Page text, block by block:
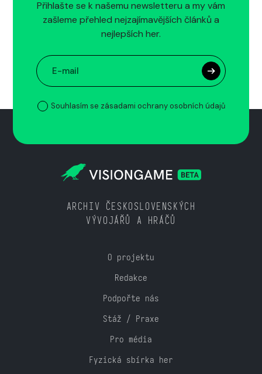
Přihlašte se k našemu newsletteru a my vám
zašleme přehled nejzajímavějších článků a
nejlepších her.
Souhlasím se zásadami ochrany osobních údajů
ARCHIV ČESKOSLOVENSKÝCH
VÝVOJÁŘŮ A HRÁČŮ
O projektu
Redakce
Podpořte nás
Stáž / Praxe
Pro média
Fyzická sbírka her